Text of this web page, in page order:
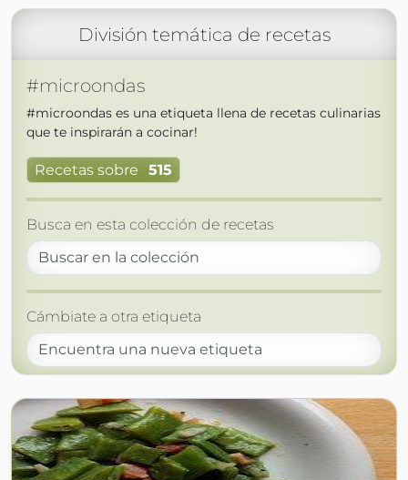
División temática de recetas
#microondas
#microondas es una etiqueta llena de recetas culinarias
que te inspirarán a cocinar!
Recetas sobre 515
Busca en esta colección de recetas
Cámbiate a otra etiqueta